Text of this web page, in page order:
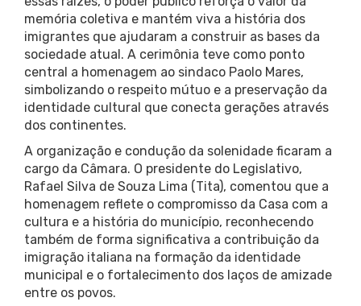
memória coletiva e mantém viva a história dos
imigrantes que ajudaram a construir as bases da
sociedade atual. A cerimônia teve como ponto
central a homenagem ao sindaco Paolo Mares,
simbolizando o respeito mútuo e a preservação da
identidade cultural que conecta gerações através
dos continentes.
A organização e condução da solenidade ficaram a
cargo da Câmara. O presidente do Legislativo,
Rafael Silva de Souza Lima (Tita), comentou que a
homenagem reflete o compromisso da Casa com a
cultura e a história do município, reconhecendo
também de forma significativa a contribuição da
imigração italiana na formação da identidade
municipal e o fortalecimento dos laços de amizade
entre os povos.